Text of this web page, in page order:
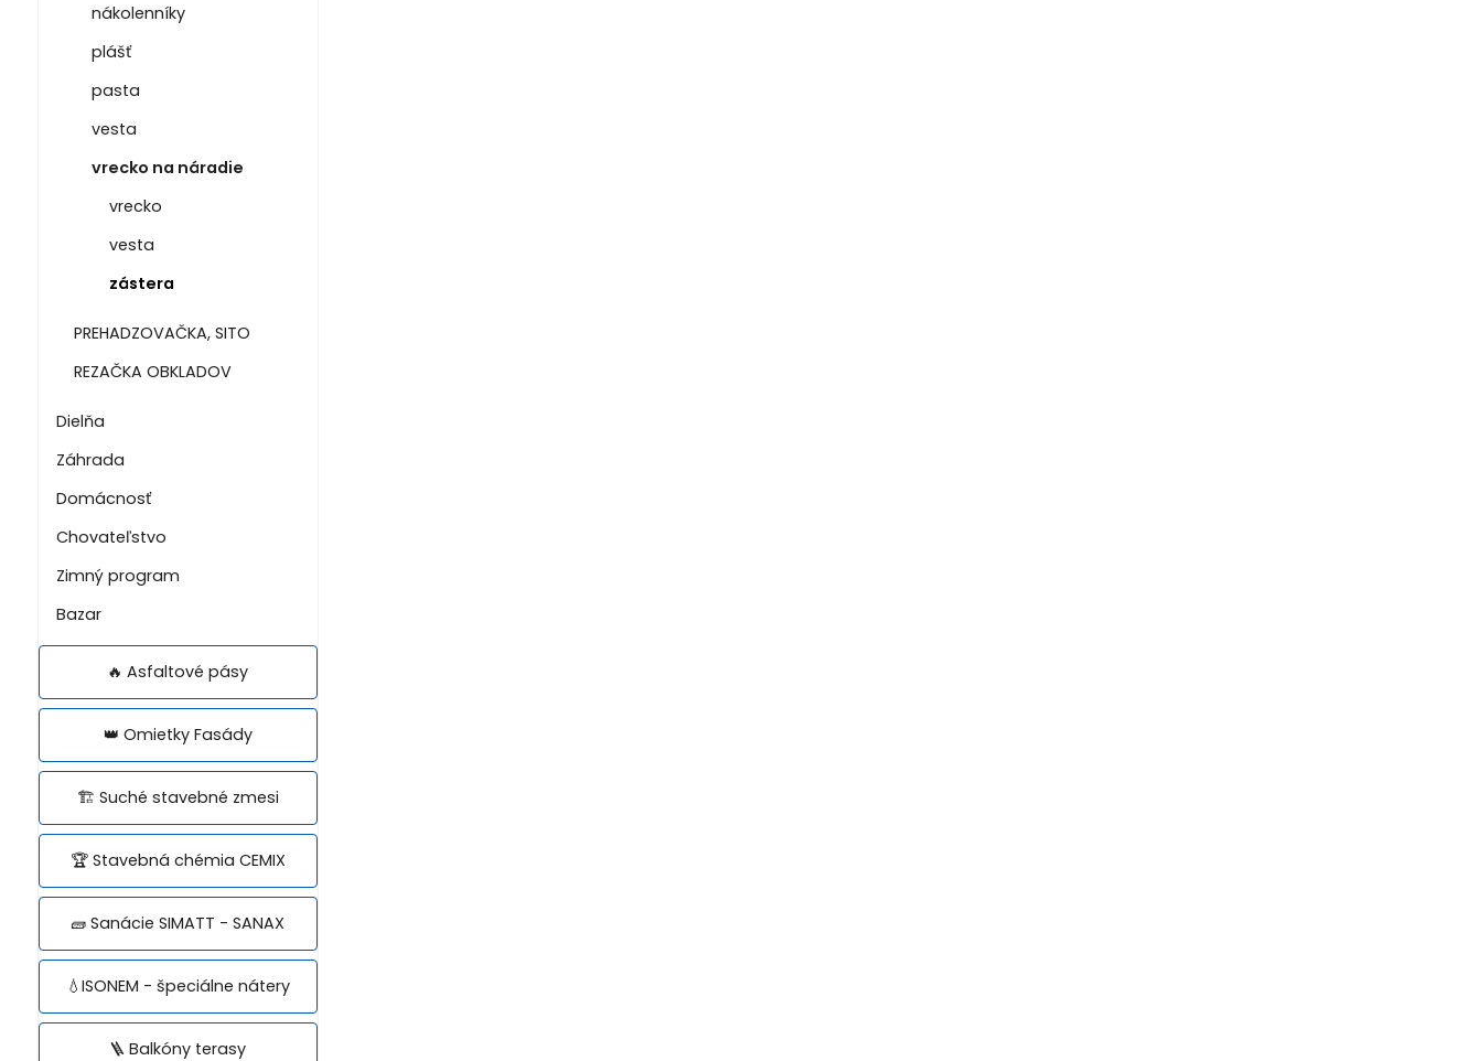
nákolenníky
plášť
pasta
vesta
vrecko na náradie
vrecko
vesta
zástera
PREHADZOVAČKA, SITO
REZAČKA OBKLADOV
Dielňa
Záhrada
Domácnosť
Chovateľstvo
Zimný program
Bazar
🔥 Asfaltové pásy
👑 Omietky Fasády
🏗️ Suché stavebné zmesi
🏆 Stavebná chémia CEMIX
🧱 Sanácie SIMATT - SANAX
💧ISONEM - špeciálne nátery
🪜 Balkóny terasy